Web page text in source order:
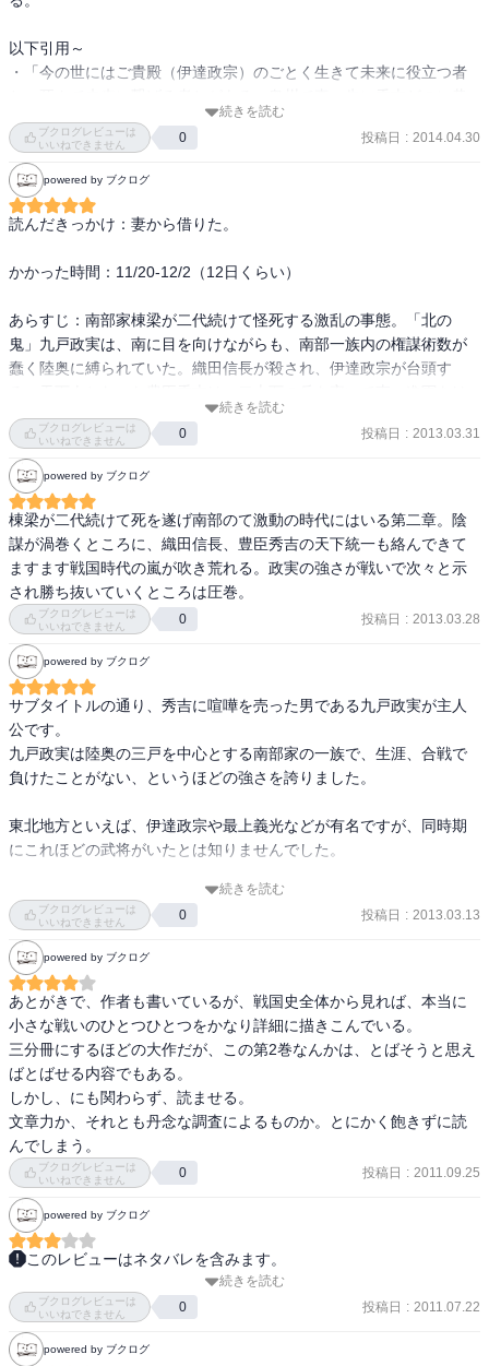
以下引用～
・「今の世にはご貴殿（伊達政宗）のごとく生きて未来に役立つ者
順を示した南部の中に、手前のような者がおることこそ肝要。戦さ
となって果てたとしても、必ずその意を汲み取ってくれる者が出て
参ろう」
続きを読む
ブクログレビューは
いいねできません
0 投稿日 : 2014.04.30
powered by ブクログ
読んだきっかけ：妻から借りた。
かかった時間：11/20-12/2（12日くらい）
あらすじ：南部家棟梁が二代続けて怪死する激乱の事態。「北の
鬼」九戸政実は、南に目を向けながらも、南部一族内の権謀術数が
蠢く陸奥に縛られていた。織田信長が殺され、伊達政宗が台頭す
じめた。戦国時代の知られざる豪傑の波乱の人生はいかに…。（裏
表紙より）
感想とあらすじ：二巻もなかなかよいです。
まずは、新棟梁の選出の合議から。信直一派の作戦に破れ、棟梁は
信直に。その後、九戸vs和賀戦（win九戸）。南部vs大浦戦（win大
浦）、南部vs斯波戦（win南部）と戦が続く。南部は秀吉の傘下に入
り、小田原攻めに参加する。北条が秀吉に敗れたのち、東北各地で
反秀吉勢力が反撃の狼煙があがった。秀吉と組むつもりのない九戸
はどう動くか？
続きを読む
ブクログレビューは
いいねできません
0 投稿日 : 2013.03.31
powered by ブクログ
棟梁が二代続けて死を遂げ南部のて激動の時代にはいる第二章。陰
謀が渦巻くところに、織田信長、豊臣秀吉の天下統一も絡んできて
ますます戦国時代の嵐が吹き荒れる。政実の強さが戦いで次々と示
され勝ち抜いていくところは圧巻。
ブクログレビューは
いいねできません
0 投稿日 : 2013.03.28
powered by ブクログ
サブタイトルの通り、秀吉に喧嘩を売った男である九戸政実が主人
公です。
九戸政実は陸奥の三戸を中心とする南部家の一族で、生涯、合戦で
負けたことがない、というほどの強さを誇りました。
東北地方といえば、伊達政宗や最上義光などが有名ですが、同時期
にこれほどの武将がいたとは知りませんでした。
↓ ブログも書いています。
http://fuji2000.cocolog-nifty.com/blog/2009/05/post-2eeb.html
続きを読む
ブクログレビューは
いいねできません
0 投稿日 : 2013.03.13
powered by ブクログ
あとがきで、作者も書いているが、戦国史全体から見れば、本当に
小さな戦いのひとつひとつをかなり詳細に描きこんでいる。
三分冊にするほどの大作だが、この第2巻なんかは、とばそうと思え
ばとばせる内容でもある。
しかし、にも関わらず、読ませる。
文章力か、それとも丹念な調査によるものか。とにかく飽きずに読
んでしまう。
ブクログレビューは
いいねできません
0 投稿日 : 2011.09.25
powered by ブクログ
このレビューはネタバレを含みます。
しょうもない内輪揉めはもういいから、外に向かって行こうよ！
政宗との会話でジワッときた。
続きを読む
ブクログレビューは
いいねできません
0 投稿日 : 2011.07.22
powered by ブクログ